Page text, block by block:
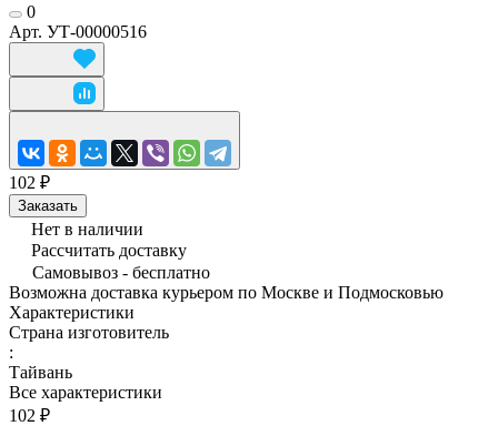
0
Арт. УТ-00000516
102 ₽
Заказать
Нет в наличии
Рассчитать доставку
Самовывоз - бесплатно
Возможна доставка курьером по Москве и Подмосковью
Характеристики
Страна изготовитель
:
Тайвань
Все характеристики
102 ₽